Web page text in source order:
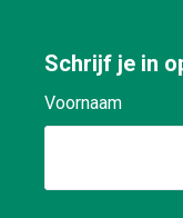
Schrijf je in
Voornaam